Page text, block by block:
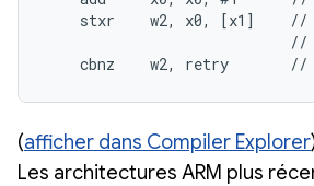
stxr    w2, x0, [x1]    //
cbnz    w2, retry
(afficher dans Compiler Explorer
Les architectures ARM plus